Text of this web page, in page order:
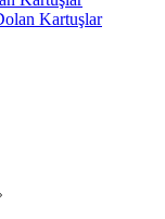
Kartuşlar